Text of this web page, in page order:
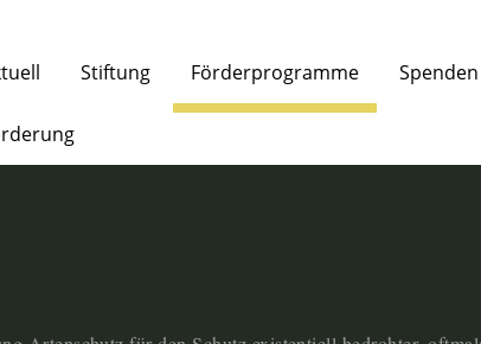
Stiftung Förderprogramme Spenden